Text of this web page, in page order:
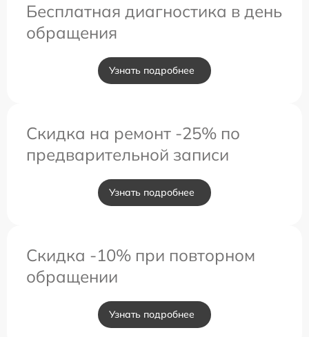
Бесплатная диагностика в день
обращения
Узнать подробнее
Скидка на ремонт -25% по
предварительной записи
Узнать подробнее
Скидка -10% при повторном
обращении
Узнать подробнее